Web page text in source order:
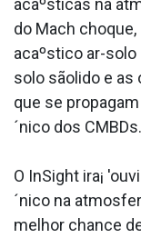
acaºsticas na
do Mach
acaºstico ar-
solo sãolido e
que se
´nico dos
O InSight ira¡
´nico na
melhor chance